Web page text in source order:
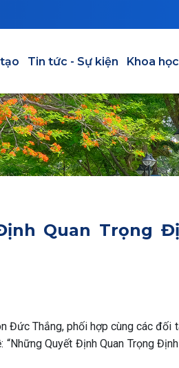
Tin tức - Sự kiện Khoa
Quan Trọng
Đức Thắng, phối hợp cùng các đối
Quyết Định Quan Trọng